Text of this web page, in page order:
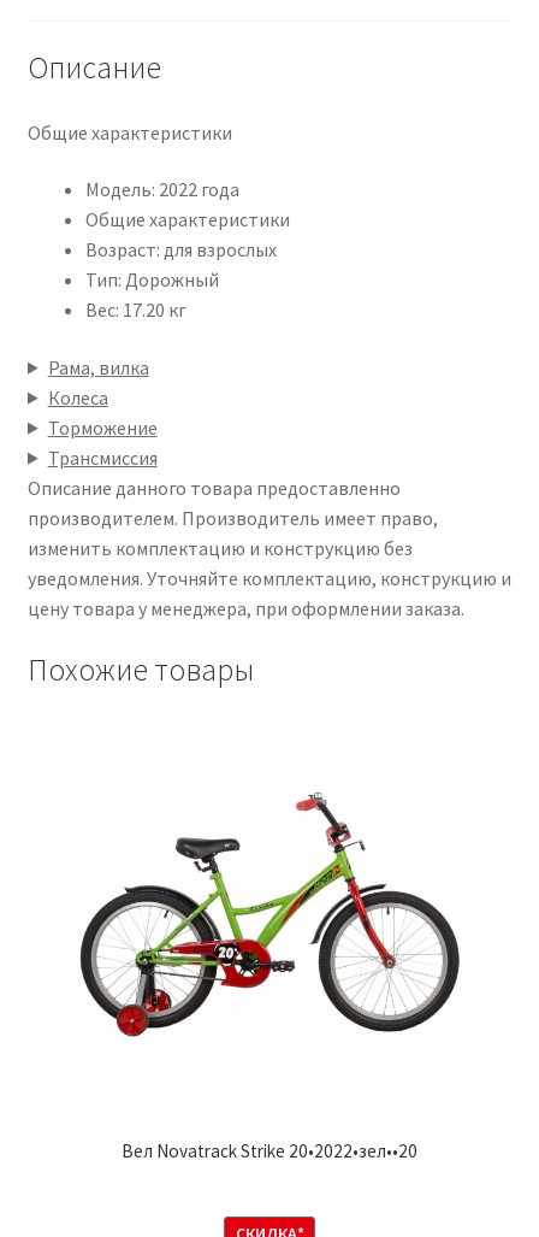
Описание
Общие характеристики
Модель: 2022 года
Общие характеристики
Возраст: для взрослых
Тип: Дорожный
Вес: 17.20 кг
Рама, вилка
Колеса
Торможение
Трансмиссия
Описание данного товара предоставленно
производителем. Производитель имеет право,
изменить комплектацию и конструкцию без
уведомления. Уточняйте комплектацию, конструкцию и
цену товара у менеджера, при оформлении заказа.
Похожие товары
Вел Novatrack Strike 20•2022•зел••20